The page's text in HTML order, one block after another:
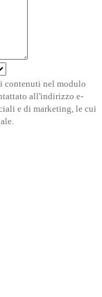
contenuti nel modulo
all'indirizzo e-
e di marketing, le cui